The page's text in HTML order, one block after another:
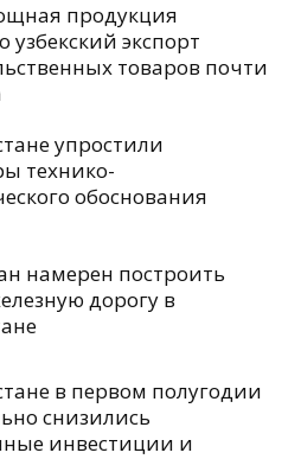
продукция
узбекский экспорт
товаров почти
упростили
технико-
обоснования
намерен построить
дорогу в
в первом полугодии
снизились
инвестиции и